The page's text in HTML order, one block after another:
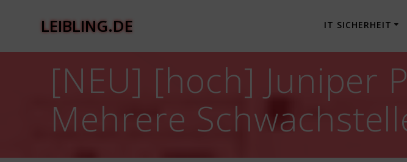
LEIBLING.DE IT SICHERHEIT
[NEU] [hoch] Juniper
Mehrere